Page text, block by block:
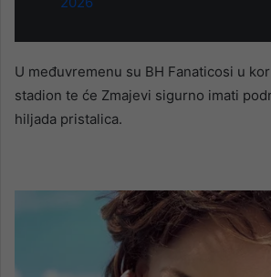
U međuvremenu su BH Fanaticosi u
stadion te će Zmajevi sigurno imati
hiljada pristalica.